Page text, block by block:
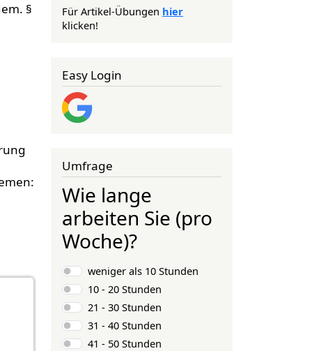
§
Für Artikel-Übungen hier
klicken!
Easy Login
Umfrage
Wie lange
arbeiten Sie (pro
Woche)?
Auswahlmöglichkeiten
weniger als 10 Stunden
10 - 20 Stunden
21 - 30 Stunden
31 - 40 Stunden
41 - 50 Stunden